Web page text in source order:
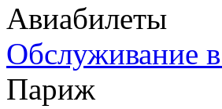
Авиабилеты
Обслуживание
Париж